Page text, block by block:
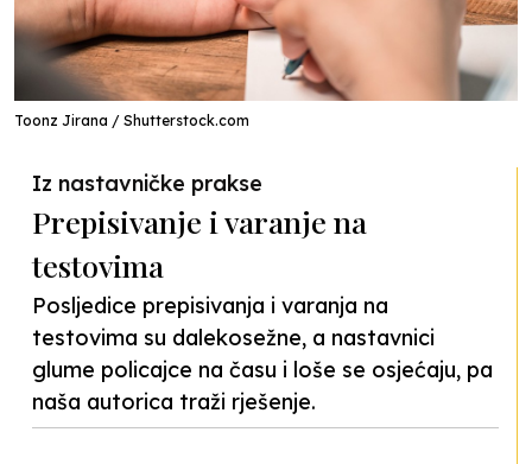
Toonz Jirana / Shutterstock.com
Iz nastavničke prakse
Prepisivanje i varanje na
testovima
Posljedice prepisivanja i varanja na
testovima su dalekosežne, a nastavnici
glume policajce na času i loše se osjećaju, pa
naša autorica traži rješenje.